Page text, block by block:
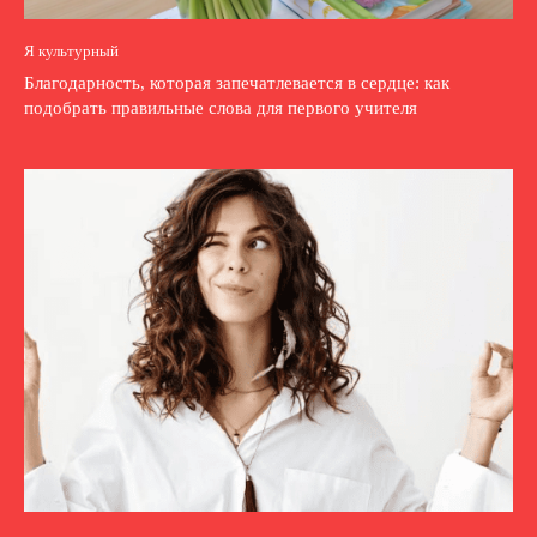
Я культурный
Благодарность, которая запечатлевается в сердце: как
подобрать правильные слова для первого учителя